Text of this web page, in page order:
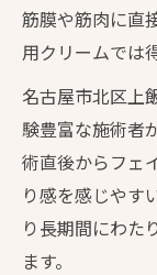
筋膜や筋肉に直
用クリームでは
名古屋市北区上
験豊富な施術者
術直後からフェ
り感を感じやす
り長期間にわた
ます。